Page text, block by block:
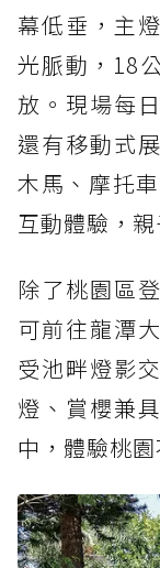
幕低垂，主
光脈動，18
放。現場每
還有移動式
木馬、摩托
互動體驗，
除了桃園區
可前往龍潭
受池畔燈影
燈、賞櫻兼
中，體驗桃